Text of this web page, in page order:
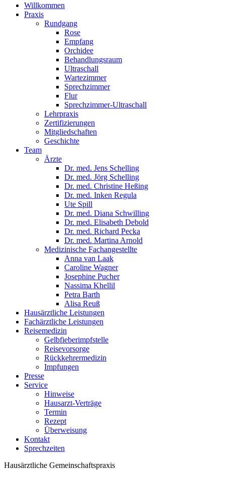
Willkommen
Praxis
Rundgang
Rose
Empfang
Orchidee
Behandlungsraum
Ultraschall
Wartezimmer
Sprechzimmer
Flur
Sprechzimmer-Ultraschall
Lehrpraxis
Zertifizierungen
Mitgliedschaften
Geschichte
Team
Ärzte
Dr. med. Jens Schelling
Dr. med. Jörg Schelling
Dr. med. Christine Heßing
Dr. med. Inken Regula
Ute Spill
Dr. med. Diana Schwilling
Dr. med. Elisabeth Debold
Dr. med. Richard Pecka
Dr. med. Martina Arnold
Medizinische Fachangestellte
Anna van Laak
Caroline Wagner
Josephine Pucher
Nassima Khellil
Petra Barth
Alisa Reuß
Hausärztliche Leistungen
Fachärztliche Leistungen
Reisemedizin
Gelbfieberimpfstelle
Reisevorsorge
Rückkehrermedizin
Impfungen
Presse
Service
Hinweise
Hausarzt-Verträge
Termin
Rezept
Überweisung
Kontakt
Sprechzeiten
Hausärztliche Gemeinschaftspraxis